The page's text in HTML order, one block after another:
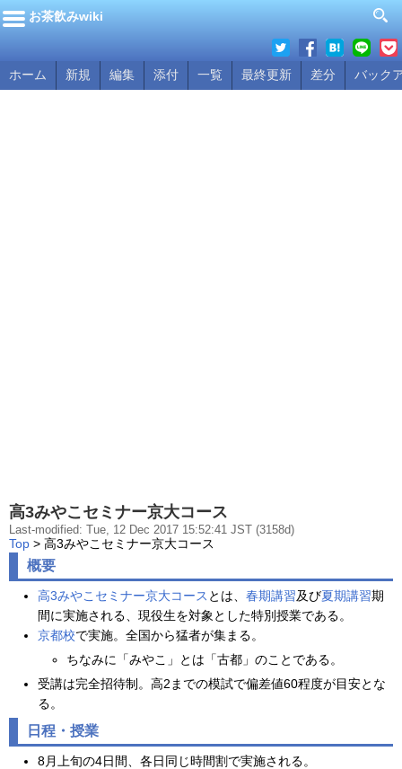
お茶飲みwiki
ホーム 新規 編集 添付 一覧 最終更新 差分 バック
高3みやこセミナー京大コース
Last-modified: Tue, 12 Dec 2017 15:52:41 JST (3158d)
Top > 高3みやこセミナー京大コース
概要
高3みやこセミナー京大コース とは、 春期講習及び夏期講習期
間に実施される、現役生を対象とした特別授業である。
京都校で実施。全国から猛者が集まる。
ちなみに「みやこ」とは「古都」のことである。
受講は完全招待制。高2までの模試で偏差値60程度が目安とな
る。
日程・授業
8月上旬の4日間、各日同じ時間割で実施される。